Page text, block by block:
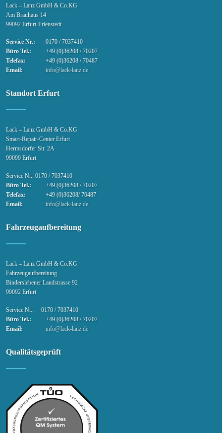
Lack – Lanz GmbH & Co.KG
Am Brauhaus 14
99092 Erfurt-Frienstedt
Service Nr.:
0170 / 7037410
Büro Tel.:
+49 (0)36208 / 70207
Telefax:
+49 (0)36208 / 70487
Email:
info@lack-lanz.de
Standort Erfurt
Lack – Lanz GmbH & Co.KG
Smart-Repair-Center Erfurt
Hermsdorfer Str. 2A
99099 Erfurt
Service Nr.: 0170 / 7037410
Büro Tel.:
+49 (0)36208 / 70207
Telefax:
+49 (0)36208/ 70487
Email:
info@lack-lanz.de
Fahrzeugaufbereitung
Lack – Lanz GmbH & Co.KG
Fahrzeugaufbereitung
Binderslebener Landstrasse 92
99092 Erfurt
Service Nr.: 0170 / 7037410
Büro Tel.:
+49 (0)36208 / 70207
Email:
info@lack-lanz.de
Qualitätsgeprüft